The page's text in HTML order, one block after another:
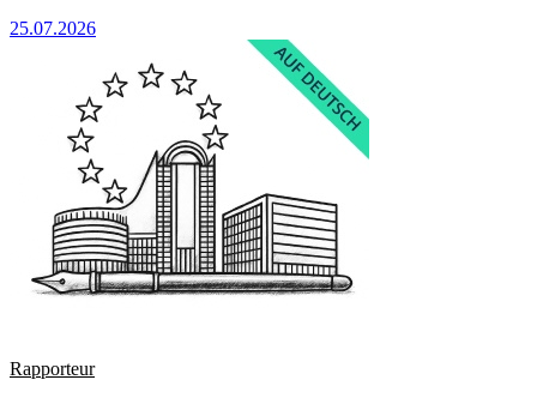
25.07.2026
Rapporteur